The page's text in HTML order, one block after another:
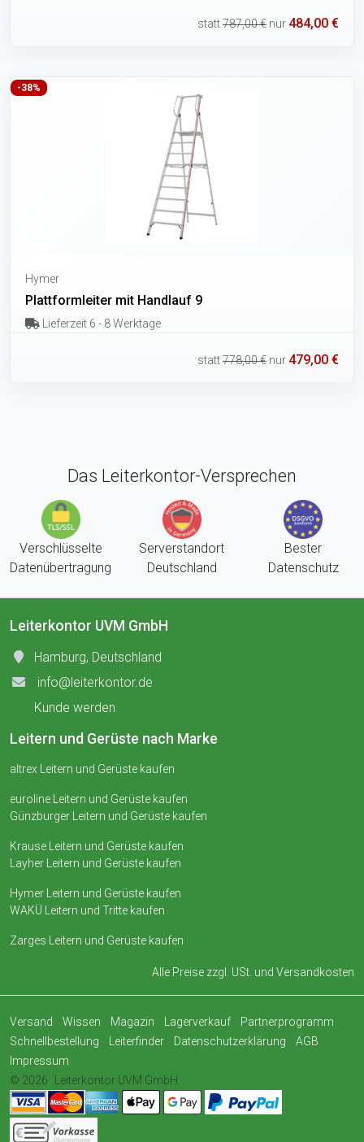
statt787,00 € nur 484,00 €
-38%
Hymer
Plattformleiter mit Handlauf 9
Lieferzeit 6 - 8 Werktage
statt778,00 € nur 479,00 €
Das Leiterkontor-Versprechen
Verschlüsselte
Datenübertragung
Serverstandort
Deutschland
Bester
Datenschutz
Leiterkontor UVM GmbH
Hamburg, Deutschland
info@leiterkontor.de
Kunde werden
Leitern und Gerüste nach Marke
altrex Leitern und Gerüste kaufen
euroline Leitern und Gerüste kaufen
Günzburger Leitern und Gerüste kaufen
Krause Leitern und Gerüste kaufen
Layher Leitern und Gerüste kaufen
Hymer Leitern und Gerüste kaufen
WAKÜ Leitern und Tritte kaufen
Zarges Leitern und Gerüste kaufen
Alle Preise zzgl. USt. und Versandkosten
Versand Wissen Magazin Lagerverkauf
Partnerprogramm
Schnellbestellung
Leiterfinder Datenschutzerklärung
AGB
Impressum
© 2026
Leiterkontor UVM GmbH